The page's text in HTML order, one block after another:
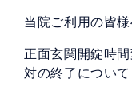
当院ご利用の皆
正面玄関開錠時
対の終了について